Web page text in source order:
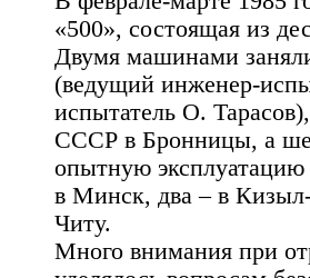
«500», состоящая из
Двумя машинами
(ведущий инженер-
испытатель О.
СССР в Бронницы, а
опытную эксплуатацию
в Минск, два – в
Читу.
Много внимания при